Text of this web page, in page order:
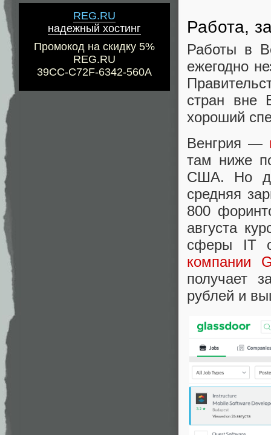
REG.RU
надежный хостинг
Промокод на скидку 5%
REG.RU
39CC-C72F-6342-560A
Работа,
Работы в
ежегодно
стран
хороший
Венгрия —
там ниже
США. Но
средняя
800
августа
сферы IT
компании
получает
рублей и